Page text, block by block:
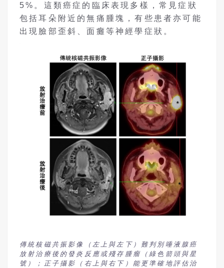
5%。這類癌症的臨床表現多樣，常見症狀
包括耳朵附近的無痛腫塊，有些患者亦可能
出現臉部歪斜、面癱等神經學症狀。
傳統核磁共振影像（左上與左下）難判別唾液腺癌
放射治療後的發炎反應或殘存腫瘤（綠色箭頭與星
號）；正子攝影（右上與右下）能更準確地評估治